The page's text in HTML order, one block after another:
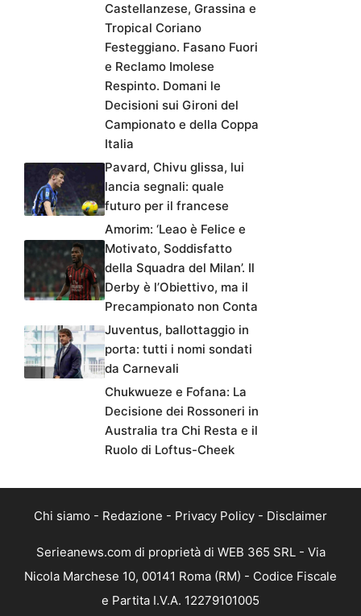
Castellanzese, Grassina e
Tropical Coriano
Festeggiano. Fasano Fuori
e Reclamo Imolese
Respinto. Domani le
Decisioni sui Gironi del
Campionato e della Coppa
Italia
Pavard, Chivu glissa, lui
lancia segnali: quale
futuro per il francese
Amorim: ‘Leao è Felice e
Motivato, Soddisfatto
della Squadra del Milan’. Il
Derby è l’Obiettivo, ma il
Precampionato non Conta
Juventus, ballottaggio in
porta: tutti i nomi sondati
da Carnevali
Chukwueze e Fofana: La
Decisione dei Rossoneri in
Australia tra Chi Resta e il
Ruolo di Loftus-Cheek
Chi siamo - Redazione - Privacy Policy - Disclaimer
Serieanews.com di proprietà di WEB 365 SRL - Via
Nicola Marchese 10, 00141 Roma (RM) - Codice Fiscale
e Partita I.V.A. 12279101005